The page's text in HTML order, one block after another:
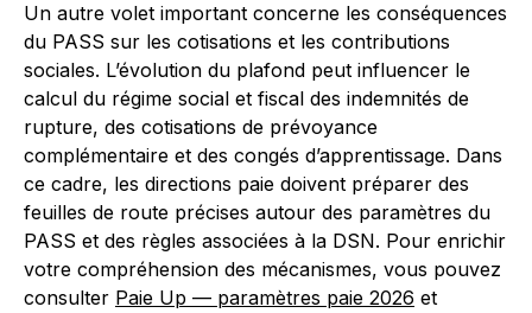
Un autre volet important concerne les conséquences
du PASS sur les cotisations et les contributions
sociales. L’évolution du plafond peut influencer le
calcul du régime social et fiscal des indemnités de
rupture, des cotisations de prévoyance
complémentaire et des congés d’apprentissage. Dans
ce cadre, les directions paie doivent préparer des
feuilles de route précises autour des paramètres du
PASS et des règles associées à la DSN. Pour enrichir
votre compréhension des mécanismes, vous pouvez
consulter Paie Up — paramètres paie 2026 et